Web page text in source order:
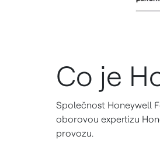
Co je
Společnost Honeywell
oborovou expertizu
provozu.